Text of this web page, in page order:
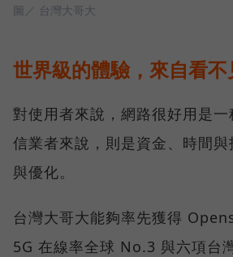
圖／ 台灣大哥大
世界級的體驗，來自看
對使用者來說，網路很好用是
信業者來說，則是資金、時間
與優化。
台灣大哥大能夠率先獲得
5G 在線率全球 No.3 與六項台